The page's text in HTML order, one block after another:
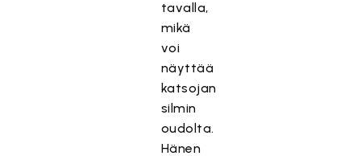
tavalla,
mikä
voi
näyttää
katsojan
silmin
oudolta.
Hänen